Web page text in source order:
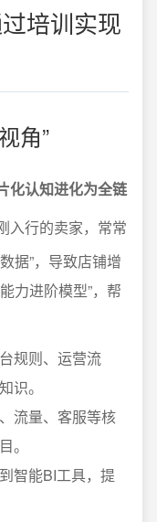
培训实现
角”
化认知进化为全链
入行的卖家，常常
据”，导致店铺增
力进阶模型”，帮
规则、运营流
识。
流量、客服等核
。
智能BI工具，提